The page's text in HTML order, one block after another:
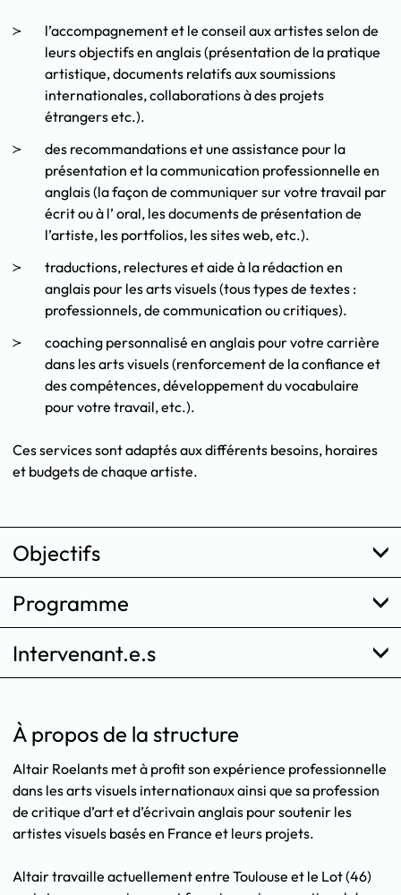
l’accompagnement et le conseil aux artistes selon de
leurs objectifs en anglais (présentation de la pratique
artistique, documents relatifs aux soumissions
internationales, collaborations à des projets
étrangers etc.).
des recommandations et une assistance pour la
présentation et la communication professionnelle en
anglais (la façon de communiquer sur votre travail par
écrit ou à l’ oral, les documents de présentation de
l’artiste, les portfolios, les sites web, etc.).
traductions, relectures et aide à la rédaction en
anglais pour les arts visuels (tous types de textes :
professionnels, de communication ou critiques).
coaching personnalisé en anglais pour votre carrière
dans les arts visuels (renforcement de la confiance et
des compétences, développement du vocabulaire
pour votre travail, etc.).
Ces services sont adaptés aux différents besoins, horaires
et budgets de chaque artiste.
Objectifs
Programme
Intervenant.e.s
À propos de la structure
Altair Roelants met à profit son expérience professionnelle
dans les arts visuels internationaux ainsi que sa profession
de critique d’art et d’écrivain anglais pour soutenir les
artistes visuels basés en France et leurs projets.
Altair travaille actuellement entre Toulouse et le Lot (46)